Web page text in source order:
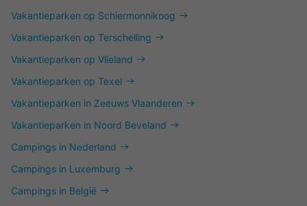
Vakantieparken op Schiermonnikoog
Vakantieparken op Terschelling
Vakantieparken op Vlieland
Vakantieparken op Texel
Vakantieparken in Zeeuws Vlaanderen
Vakantieparken in Noord Beveland
Campings in Nederland
Campings in Luxemburg
Campings in België